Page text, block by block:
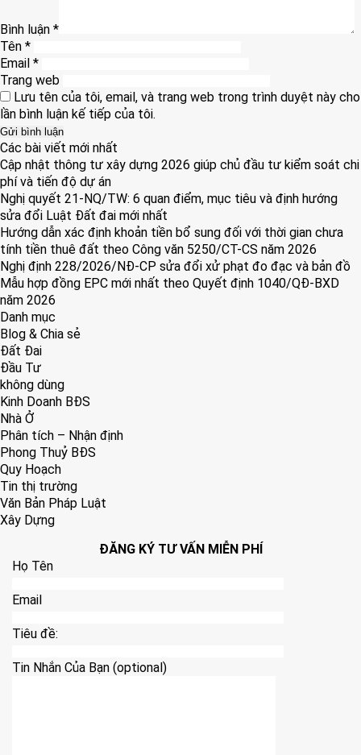
Bình luận *
Tên *
Email *
Trang web
Lưu tên của tôi, email, và trang web trong trình duyệt này cho
lần bình luận kế tiếp của tôi.
Các bài viết mới nhất
Cập nhật thông tư xây dựng 2026 giúp chủ đầu tư kiểm soát chi
phí và tiến độ dự án
Nghị quyết 21-NQ/TW: 6 quan điểm, mục tiêu và định hướng
sửa đổi Luật Đất đai mới nhất
Hướng dẫn xác định khoản tiền bổ sung đối với thời gian chưa
tính tiền thuê đất theo Công văn 5250/CT-CS năm 2026
Nghị định 228/2026/NĐ-CP sửa đổi xử phạt đo đạc và bản đồ
Mẫu hợp đồng EPC mới nhất theo Quyết định 1040/QĐ-BXD
năm 2026
Danh mục
Blog & Chia sẻ
Đất Đai
Đầu Tư
không dùng
Kinh Doanh BĐS
Nhà Ở
Phân tích – Nhận định
Phong Thuỷ BĐS
Quy Hoạch
Tin thị trường
Văn Bản Pháp Luật
Xây Dựng
ĐĂNG KÝ TƯ VẤN MIỄN PHÍ
Họ Tên
Email
Tiêu đề:
Tin Nhắn Của Bạn (optional)